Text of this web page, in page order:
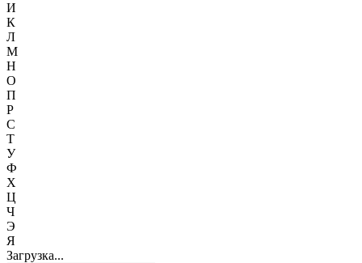
И
К
Л
М
Н
О
П
Р
С
Т
У
Ф
Х
Ц
Ч
Э
Я
Загрузка...